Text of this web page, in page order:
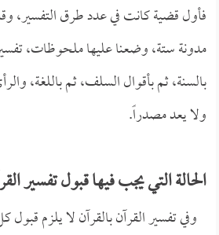
فأول قضية كانت في عدد طرق التفسير،
مدونة ستة، وضعنا عليها ملحوظات،
بالسنة، ثم بأقوال السلف، ثم باللغة،
ولا يعد مصدراً.
الحالة التي يجب فيها قبول تفسير
وفي تفسير القرآن بالقرآن لا يلزم قبول